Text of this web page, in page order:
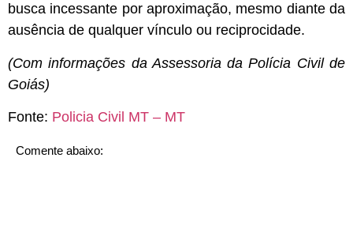
busca incessante por aproximação, mesmo diante da
ausência de qualquer vínculo ou reciprocidade.
(Com informações da Assessoria da Polícia Civil de
Goiás)
Fonte: Policia Civil MT – MT
Comente abaixo: